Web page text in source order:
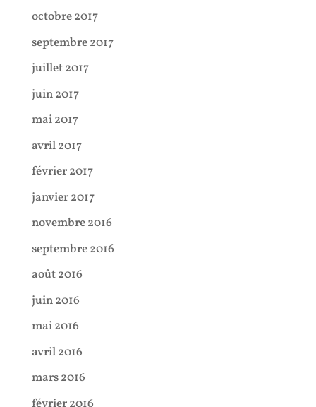
octobre 2017
septembre 2017
juillet 2017
juin 2017
mai 2017
avril 2017
février 2017
janvier 2017
novembre 2016
septembre 2016
août 2016
juin 2016
mai 2016
avril 2016
mars 2016
février 2016